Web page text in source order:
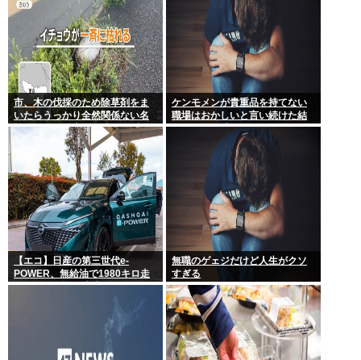
市、木の伐採のため除草剤をま
いたらうっかり全然関係ない名
物イチョウ並木道54本を全滅さ
せてしまう(・ω<)
ケンモメンが貴重品を持てない
職場はおかしいと言い続けた結
果 ルールが変わり始めた件
【エコ】日産の第三世代e-
POWER、無給油で1980キロ走
ってギネス記録達成
無職のゲェジだけど人生がクソ
すぎる